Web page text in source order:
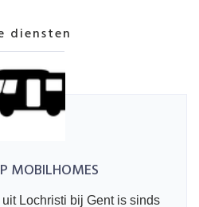
en degelijke
uur op 24 terecht.
diensten
MOBILHOMES
Lochristi bij Gent is sinds